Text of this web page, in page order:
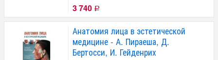
3 740 Р
Анатомия лица в эстетической
медицине - А. Пираеша, Д.
Бертосси, И. Гейденрих